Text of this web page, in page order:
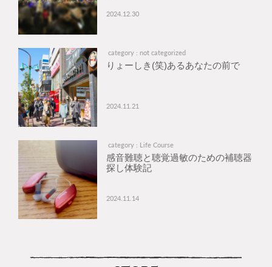
2024.12.30
category : not categorized
りょーしき(笑)あるあなたの前で
2024.11.21
category : Life Course
感音難聴と聴覚過敏のための補聴器
探し体験記
2024.11.14